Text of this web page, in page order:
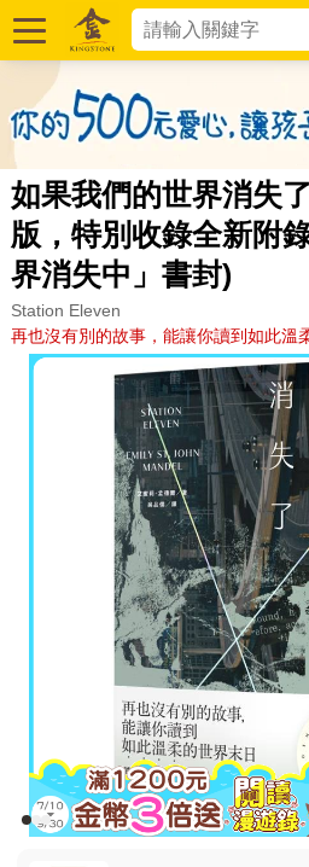
如果我們的世界消失
版，特別收錄全新附
界消失中」書封)
Station Eleven
再也沒有別的故事，能讓你讀到如此溫